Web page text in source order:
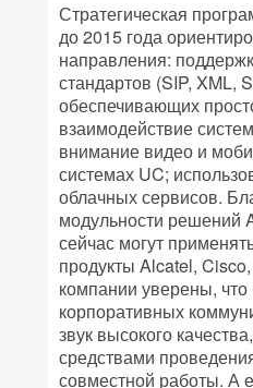
Стратегическая
до 2015 года
направления:
стандартов (SIP, XML,
обеспечивающих
взаимодействие
внимание видео и
системах UC;
облачных сервисов.
модульности решений
сейчас могут
продукты Alcatel,
компании уверены,
корпоративных
звук высокого
средствами
совместной работы. А